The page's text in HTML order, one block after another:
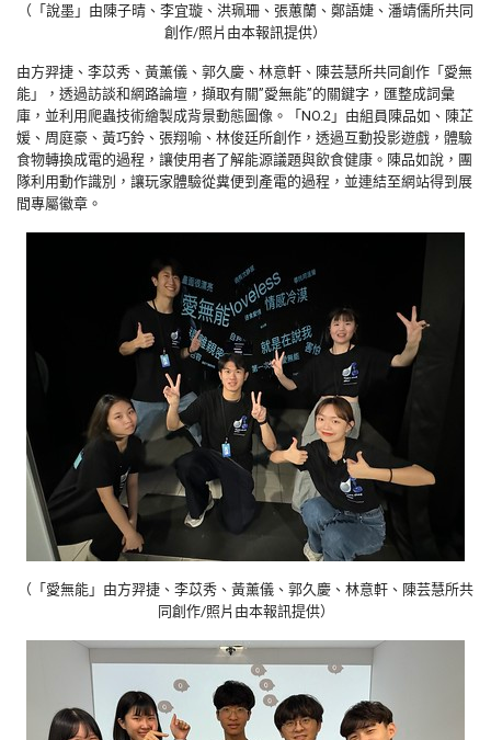
（「說墨」由陳子晴、李宜璇、洪珮珊、張蕙蘭、鄭語婕、潘靖儒所共同
創作/照片由本報訊提供）
由方羿捷、李苡秀、黃薰儀、郭久慶、林意軒、陳芸慧所共同創作「愛無
能」，透過訪談和網路論壇，擷取有關”愛無能”的關鍵字，匯整成詞彙
庫，並利用爬蟲技術繪製成背景動態圖像。「NO.2」由組員陳品如、陳芷
媛、周庭豪、黃巧鈴、張翔喻、林俊廷所創作，透過互動投影遊戲，體驗
食物轉換成電的過程，讓使用者了解能源議題與飲食健康。陳品如說，團
隊利用動作識別，讓玩家體驗從糞便到產電的過程，並連結至網站得到展
間專屬徽章。
（「愛無能」由方羿捷、李苡秀、黃薰儀、郭久慶、林意軒、陳芸慧所共
同創作/照片由本報訊提供）